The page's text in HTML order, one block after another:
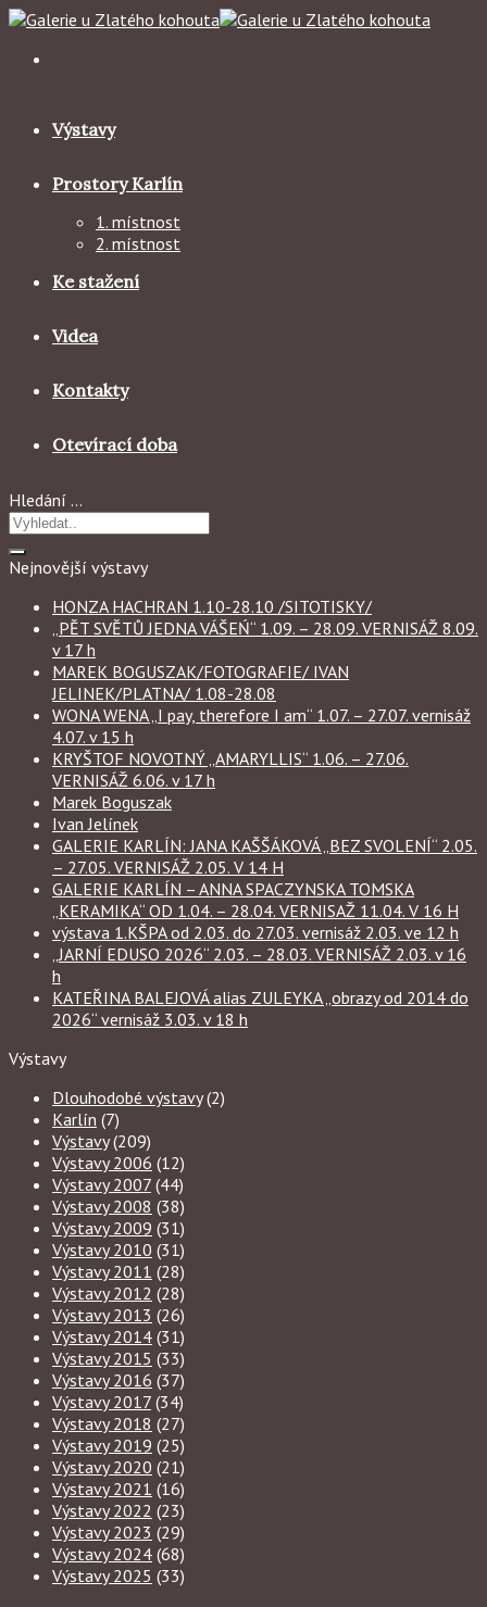
Skip
content
Výstavy
Prostory Karlín
1. místnost
2. místnost
Ke stažení
Videa
Kontakty
Otevírací doba
Hledání …
Nejnovější výstavy
HONZA HACHRAN 1.10-28.10 /SITOTISKY/
„PĚT SVĚTŮ JEDNA VÁŠEŃ“ 1.09. – 28.09. VERNISÁŽ 8.09.
v 17 h
MAREK BOGUSZAK/FOTOGRAFIE/ IVAN
JELINEK/PLATNA/ 1.08-28.08
WONA WENA „I pay, therefore I am“ 1.07. – 27.07. vernisáž
4.07. v 15 h
KRYŠTOF NOVOTNÝ „AMARYLLIS“ 1.06. – 27.06.
VERNISÁŽ 6.06. v 17 h
Marek Boguszak
Ivan Jelínek
GALERIE KARLÍN: JANA KAŠŠÁKOVÁ „BEZ SVOLENÍ“ 2.05.
– 27.05. VERNISÁŽ 2.05. V 14 H
GALERIE KARLÍN – ANNA SPACZYNSKA TOMSKA
„KERAMIKA“ OD 1.04. – 28.04. VERNISAŽ 11.04. V 16 H
výstava 1.KŠPA od 2.03. do 27.03. vernisáž 2.03. ve 12 h
„JARNÍ EDUSO 2026“ 2.03. – 28.03. VERNISÁŽ 2.03. v 16
h
KATEŘINA BALEJOVÁ alias ZULEYKA „obrazy od 2014 do
2026“ vernisáž 3.03. v 18 h
Výstavy
Dlouhodobé výstavy(2)
Karlín (7)
Výstavy(209)
Výstavy 2006 (12)
Výstavy 2007 (44)
Výstavy 2008 (38)
Výstavy 2009 (31)
Výstavy 2010 (31)
Výstavy 2011 (28)
Výstavy 2012 (28)
Výstavy 2013 (26)
Výstavy 2014 (31)
Výstavy 2015 (33)
Výstavy 2016 (37)
Výstavy 2017 (34)
Výstavy 2018 (27)
Výstavy 2019 (25)
Výstavy 2020 (21)
Výstavy 2021 (16)
Výstavy 2022 (23)
Výstavy 2023 (29)
Výstavy 2024 (68)
Výstavy 2025 (33)